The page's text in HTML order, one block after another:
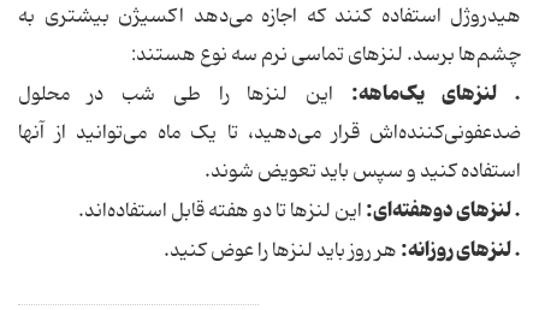
هیدروژل استفاده کنند که اجازه می‌دهد اکسیژن بیشتری به
چشم‌ها برسد. لنزهای تماسی نرم سه نوع هستند:
. لنزهای یک‌ماهه: این لنزها را طی شب در محلول
ضدعفونی‌کننده‌اش قرار می‌دهید، تا یک ماه می‌توانید از آنها
استفاده کنید و سپس باید تعویض شوند.
. لنزهای دوهفته‌ای:این لنزها تا دو هفته قابل استفاده‌اند.
. لنزهای روزانه:هر روز باید لنزها را عوض کنید.